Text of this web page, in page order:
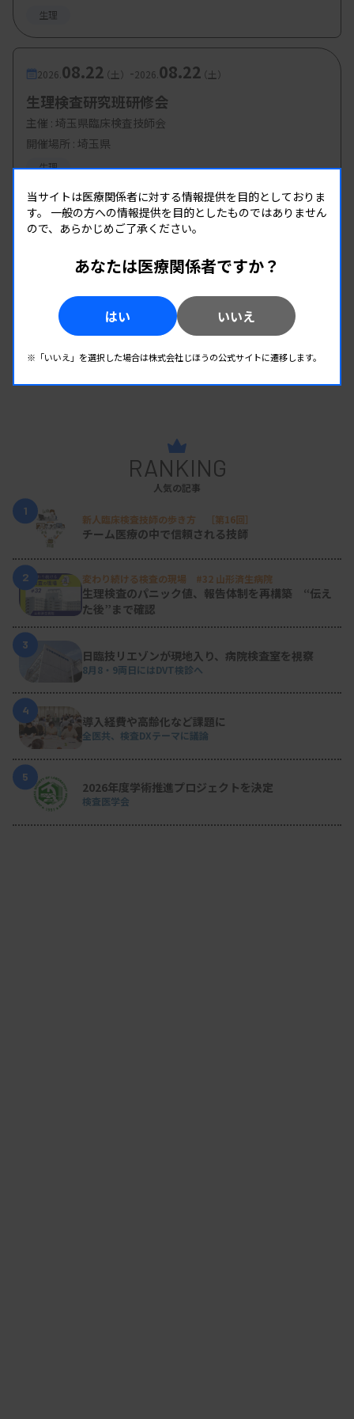
生理
2026. 08.22（土） -2026. 08.22（土）
生理検査研究班研修会
主催 : 埼玉県臨床検査技師会
開催場所 : 埼玉県
生理
RANKING
人気の記事
1
新人臨床検査技師の歩き方 ［第16回］
チーム医療の中で信頼される技師
2 変わり続ける検査の現場 #32 山形済生病院
生理検査のパニック値、報告体制を再構築 “伝え
た後”まで確認
3
日臨技リエゾンが現地入り、病院検査室を視察
8月8・9両日にはDVT検診へ
4
導入経費や高齢化など課題に
全医共、検査DXテーマに議論
5
2026年度学術推進プロジェクトを決定
検査医学会
当サイトは医療関係者に対する情報提供を目的としておりま
す。 一般の方への情報提供を目的としたものではありません
ので、あらかじめご了承ください。
あなたは医療関係者ですか？
はい いいえ
※「いいえ」を選択した場合は株式会社じほうの公式サイトに遷移します。